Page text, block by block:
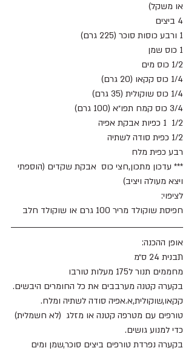
או משקל)
4 ביצים
1 ורבע כוסות סוכר (225 גרם)
1 כוס שמן
1/2 כוס מים
1/4 כוס קקאו (20 גרם)
1/4 כוס שוקולית (35 גרם)
3/4 כוס קמח תפו״א (100 גרם)
1/2  1 כפיות אבקת אפיה
1/2 כפית סודה לשתיה
רבע כפית מלח
*** עדכון מתכון,חצי כוס  אבקת שקדים (הוספתי
ויצא מעולה ויציב)
לציפוי:
חפיסת שוקולד מריר 100 גרם או שוקולד חלב
אופן ההכנה:
תבנית 24 ס״מ
מחממים תנור ל175 מעלות טורבו
בקערה קטנה מערבבים את כל החומרים היבשים.
קקאו,שוקולית,א.אפיה סודה לשתיה ומלח.
טורפים עם מטרפה קטנה או מזלג  (לא חשמלית)
כדי למנוע גושים.
בקערה נפרדת טורפים ביצים סוכר,שמן ומים